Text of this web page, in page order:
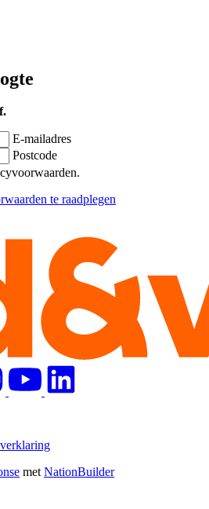
E-mailadres
Postcode
te raadplegen
metNationBuilder